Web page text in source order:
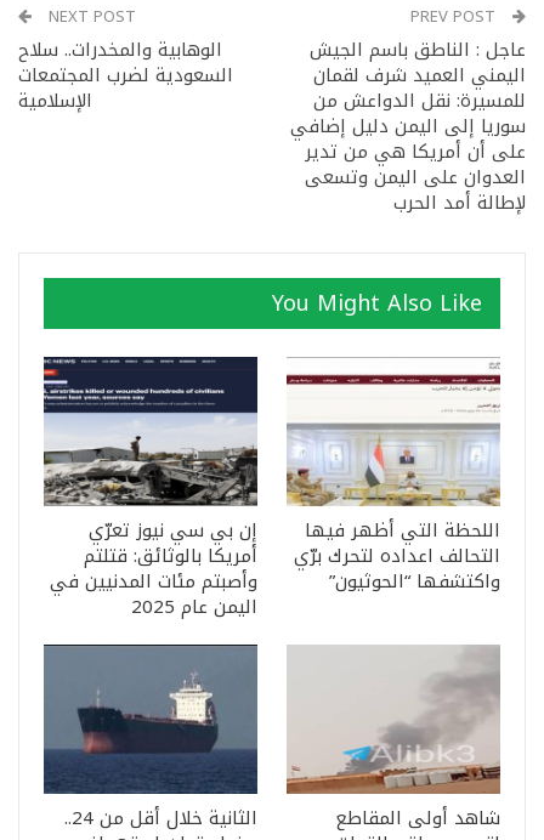
عاجل : الناطق باسم الجيش
اليمني العميد شرف لقمان
للمسيرة: نقل الدواعش من
سوريا إلى اليمن دليل إضافي
على أن أمريكا هي من تدير
العدوان على اليمن وتسعى
لإطالة أمد الحرب
NEXT POST
الوهابية والمخدرات.. سلاح
السعودية لضرب المجتمعات
الإسلامية
You Might Also Like
اللحظة التي أظهر فيها
التحالف اعداده لتحرك برّي
واكتشفها “الحوثيون”
إن بي سي نيوز تعرّي
أمريكا بالوثائق: قتلتم
وأصبتم مئات المدنيين في
اليمن عام 2025
شاهد أولى المقاطع الثانية خلال أقل من 24..